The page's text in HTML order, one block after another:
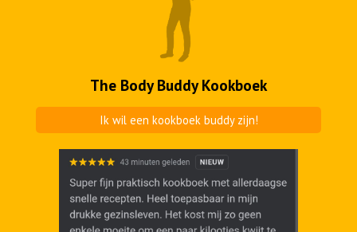
The Body Buddy Kookboek
Ik wil een kookboek buddy zijn!